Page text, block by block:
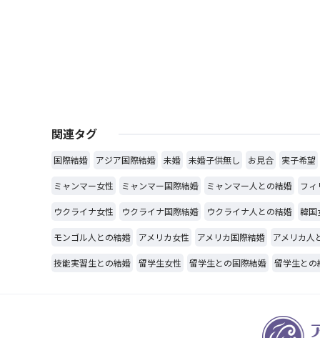
関連タグ
国際結婚 アジア国際結婚 未婚 未婚子供無し お見合 実子希望
ミャンマー女性 ミャンマー国際結婚 ミャンマー人との結婚 フィ
ウクライナ女性 ウクライナ国際結婚 ウクライナ人との結婚 韓国
モンゴル人との結婚 アメリカ女性 アメリカ国際結婚 アメリカ人
技能実習生との結婚 留学生女性 留学生との国際結婚 留学生との